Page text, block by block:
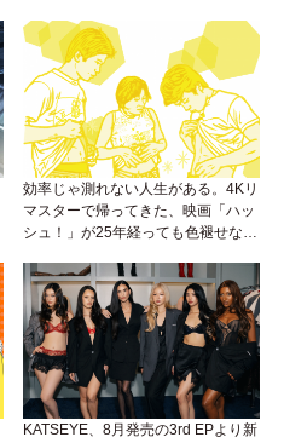
効率じゃ測れない人生がある。4Kリ
マスターで帰ってきた、映画「ハッ
シュ！」が25年経っても色褪せない
KATSEYE、8月発売の3rd EPより新